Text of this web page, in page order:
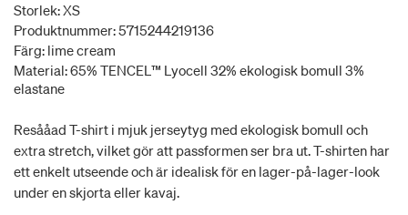
Storlek: XS
Produktnummer: 5715244219136
Färg: lime cream
Material: 65% TENCEL™ Lyocell 32% ekologisk bomull 3%
elastane
Resååad T-shirt i mjuk jerseytyg med ekologisk bomull och
extra stretch, vilket gör att passformen ser bra ut. T-shirten har
ett enkelt utseende och är idealisk för en lager-på-lager-look
under en skjorta eller kavaj.